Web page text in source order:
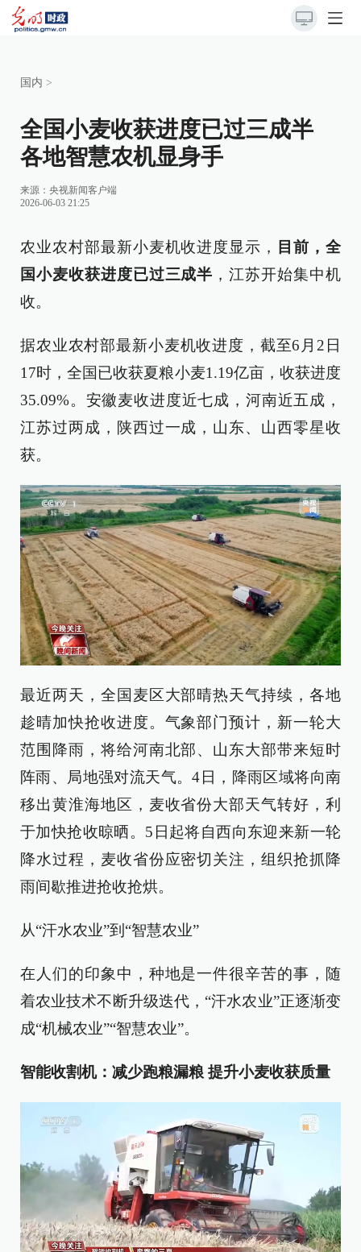
国内 >
全国小麦收获进度已过三成半
各地智慧农机显身手
来源：央视新闻客户端
2026-06-03 21:25
农业农村部最新小麦机收进度显示，
目前，全
国小麦收获进度已过三成半 ，江苏开始集中机
收。
据农业农村部最新小麦机收进度，截至6月2日
17时，全国已收获夏粮小麦1.19亿亩，收获进度
35.09%。安徽麦收进度近七成，河南近五成，
江苏过两成，陕西过一成，山东、山西零星收
获。
最近两天，全国麦区大部晴热天气持续，各地
趁晴加快抢收进度。气象部门预计，新一轮大
范围降雨，将给河南北部、山东大部带来短时
阵雨、局地强对流天气。4日，降雨区域将向南
移出黄淮海地区，麦收省份大部天气转好，利
于加快抢收晾晒。5日起将自西向东迎来新一轮
降水过程，麦收省份应密切关注，组织抢抓降
雨间歇推进抢收抢烘。
从“汗水农业”到“智慧农业”
在人们的印象中，种地是一件很辛苦的事，随
着农业技术不断升级迭代，“汗水农业”正逐渐变
成“机械农业”“智慧农业”。
智能收割机：减少跑粮漏粮 提升小麦收获质量